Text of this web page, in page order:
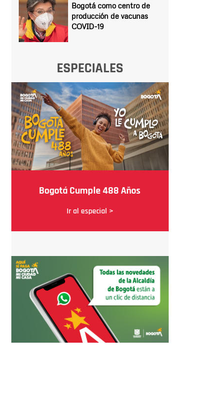
Bogotá como centro de
producción de vacunas
COVID-19
ESPECIALES
Bogotá Cumple 488 Años
Ir al especial >